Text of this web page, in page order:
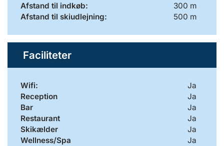
Afstand til indkøb:
300 m
Afstand til skiudlejning:
500 m
Faciliteter
Wifi:
Ja
Reception
Ja
Bar
Ja
Restaurant
Ja
Skikælder
Ja
Wellness/Spa
Ja